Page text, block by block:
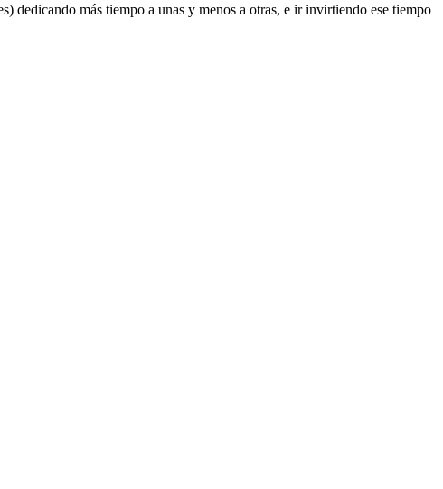
dedicando más tiempo a unas y menos a otras, e ir invirtiendo ese tiempo